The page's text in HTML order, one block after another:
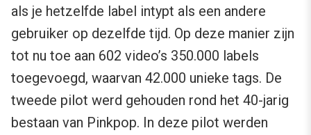
als je hetzelfde label intypt als een andere
gebruiker op dezelfde tijd. Op deze manier zijn
tot nu toe aan 602 video’s 350.000 labels
toegevoegd, waarvan 42.000 unieke tags. De
tweede pilot werd gehouden rond het 40-jarig
bestaan van Pinkpop. In deze pilot werden